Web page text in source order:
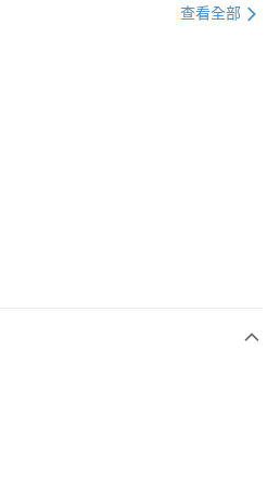
卡、不需儲值。
證，即可結帳。
再付款。
後付」後，將跳轉至「AFTEE先享後付」
費通知簡訊。
點擊此簡訊中的連結，可透過四大超商／
消之訂單仍視為有效，需透過AFTEE先享
查看全部